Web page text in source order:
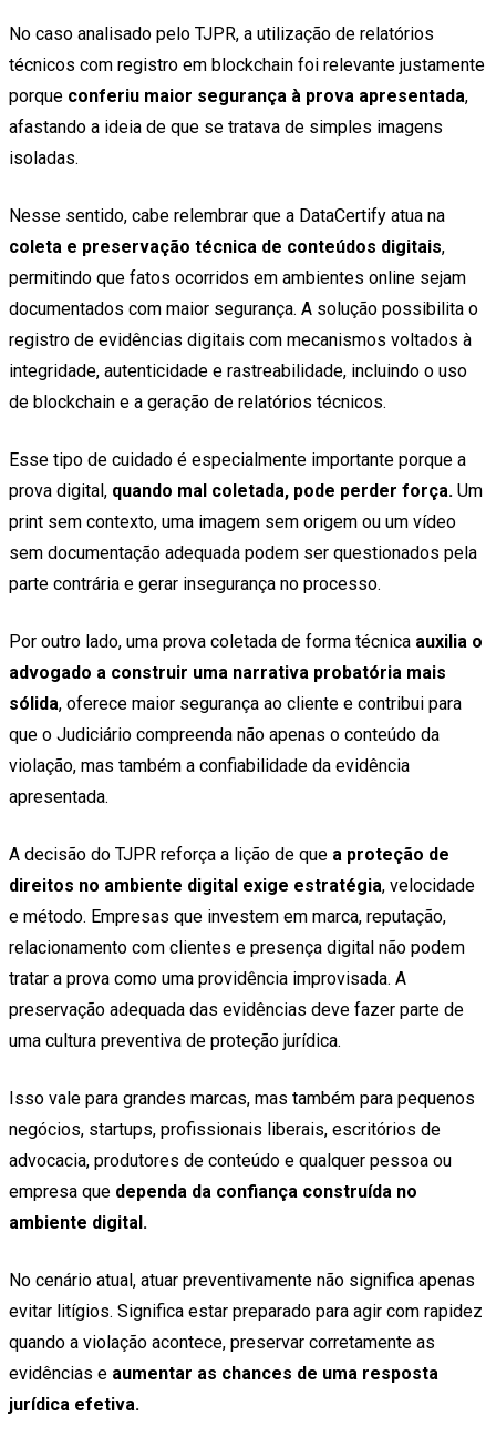
No caso analisado pelo TJPR, a utilização de relatórios
técnicos com registro em blockchain foi relevante justamente
porque conferiu maior segurança à prova apresentada,
afastando a ideia de que se tratava de simples imagens
isoladas.
Nesse sentido, cabe relembrar que a DataCertify atua na
coleta e preservação técnica de conteúdos digitais,
permitindo que fatos ocorridos em ambientes online sejam
documentados com maior segurança. A solução possibilita o
registro de evidências digitais com mecanismos voltados à
integridade, autenticidade e rastreabilidade, incluindo o uso
de blockchain e a geração de relatórios técnicos.
Esse tipo de cuidado é especialmente importante porque a
prova digital, quando mal coletada, pode perder força. Um
print sem contexto, uma imagem sem origem ou um vídeo
sem documentação adequada podem ser questionados pela
parte contrária e gerar insegurança no processo.
Por outro lado, uma prova coletada de forma técnica auxilia o
advogado a construir uma narrativa probatória mais
sólida, oferece maior segurança ao cliente e contribui para
que o Judiciário compreenda não apenas o conteúdo da
violação, mas também a confiabilidade da evidência
apresentada.
A decisão do TJPR reforça a lição de que a proteção de
direitos no ambiente digital exige estratégia, velocidade
e método. Empresas que investem em marca, reputação,
relacionamento com clientes e presença digital não podem
tratar a prova como uma providência improvisada. A
preservação adequada das evidências deve fazer parte de
uma cultura preventiva de proteção jurídica.
Isso vale para grandes marcas, mas também para pequenos
negócios, startups, profissionais liberais, escritórios de
advocacia, produtores de conteúdo e qualquer pessoa ou
empresa que dependa da confiança construída no
ambiente digital.
No cenário atual, atuar preventivamente não significa apenas
evitar litígios. Significa estar preparado para agir com rapidez
quando a violação acontece, preservar corretamente as
evidências e aumentar as chances de uma resposta
jurídica efetiva.